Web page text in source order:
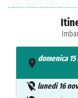
domenica
lunedì 16